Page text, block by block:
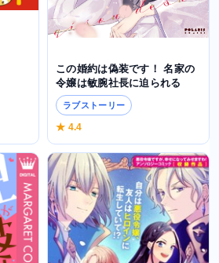
この婚約は偽装です！ 名家の
令嬢は敏腕社長に迫られる
ラブストーリー
★ 4.4